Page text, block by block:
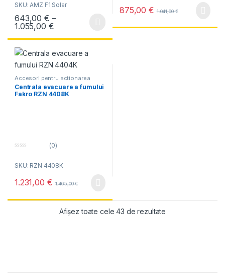
u
o
f
5
SKU: AMZ F1 Solar
643,00€ –
1.055,00 €Interval de prețuri: 643,00 € până la
Acest produs are mai multe variații. Opțiunile pot fi alese în
f875,00€ 1.041,00€
Accesori pentru actionarea
electrica
Centrala evacuare a fumului
Fakro RZN 4408K
u
o
f
(0)
SKU: RZN 4408K
1.231,00 € 1.465,00€
Afișez toate cele 43 de rezultate